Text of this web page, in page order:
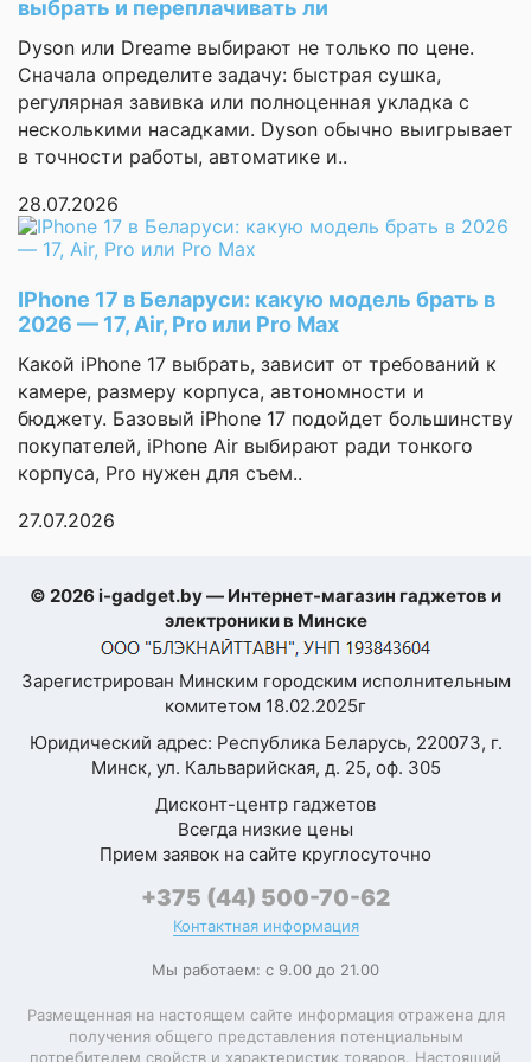
заранее
камеры
Характеристики
блока камер
50 Мп, f/1.7, 35мм,
1/1.3", 1.2мкм,
оптическая
стабилизация
64 Мп, f/2.4, 70мм,
1/2.0", 0.7мкм, multi-
- ∞), оптическая
стабилизация, 2.7x
50 Мп, f/1.8, 18мм,
1/1.55", PDAF,
Максимальное
разрешение видео
7680x4320 (30
кадров/с)
Беспроводная
зарядка
Поддержка карт
памяти
карт
Формат SIM-карты
Процессор
Qualcomm Snapdragon
Qualcomm Snapdragon
8 Elite Gen 5
Тактовая частота
процессора
4 600 МГц
материалы, отсутствие
вредных веществ.
Корпус приятный на
ощупь, нет острых
углов. Дочка случайно
уронила – ничего не
Экран не бликует, глаза
не устают. Очень рада,
безопасную модель для
всей семьи
Екатерина Смирнова
Страница
1 из 3
Оставить
Ваша
выбрать и переплачивать ли
Dyson или Dreame выбирают не только по цене.
Сначала определите задачу: быстрая сушка,
регулярная завивка или полноценная укладка с
несколькими насадками. Dyson обычно выигрывает
в точности работы, автоматике и..
28.07.2026
IPhone 17 в Беларуси: какую модель брать в
2026 — 17, Air, Pro или Pro Max
Какой iPhone 17 выбрать, зависит от требований к
камере, размеру корпуса, автономности и
бюджету. Базовый iPhone 17 подойдет большинству
покупателей, iPhone Air выбирают ради тонкого
корпуса, Pro нужен для съем..
27.07.2026
© 2026 i-gadget.by — Интернет-магазин гаджетов и
электроники в Минске
Зарегистрирован Минским городским исполнительным
комитетом 18.02.2025г
Юридический адрес: Республика Беларусь, 220073, г.
Минск, ул. Кальварийская, д. 25, оф. 305
Дисконт-центр гаджетов
Всегда низкие цены
Прием заявок на сайте круглосуточно
+375 (44) 500-70-62
Контактная информация
Мы работаем: с 9.00 до 21.00
Размещенная на настоящем сайте информация отражена для
получения общего представления потенциальным
потребителем свойств и характеристик товаров. Настоящий